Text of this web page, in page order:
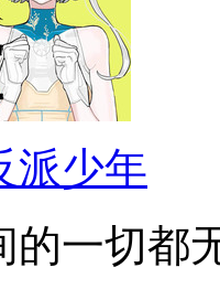
派少年
的一切都